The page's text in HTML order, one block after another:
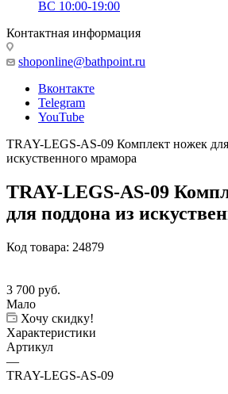
ВС 10:00-19:00
Контактная информация
shoponline@bathpoint.ru
Вконтакте
Telegram
YouTube
TRAY-LEGS-AS-09 Комплект ножек
искуственного мрамора
TRAY-LEGS-AS-09
для поддона из
Код товара: 24879
3 700 руб.
Мало
Хочу скидку!
Характеристики
Артикул
—
TRAY-LEGS-AS-09